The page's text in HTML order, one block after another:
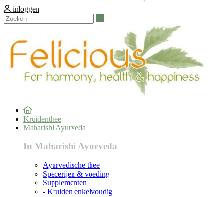
inloggen
Kruidenthee
Maharishi Ayurveda
In Maharishi Ayurveda
Ayurvedische thee
Specerijen & voeding
Supplementen
- Kruiden enkelvoudig